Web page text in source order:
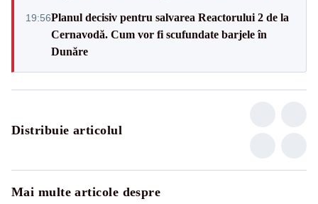
19:56Planul decisiv pentru salvarea Reactorului 2 de la
Cernavodă. Cum vor fi scufundate barjele în
Dunăre
Distribuie articolul
Mai multe articole despre